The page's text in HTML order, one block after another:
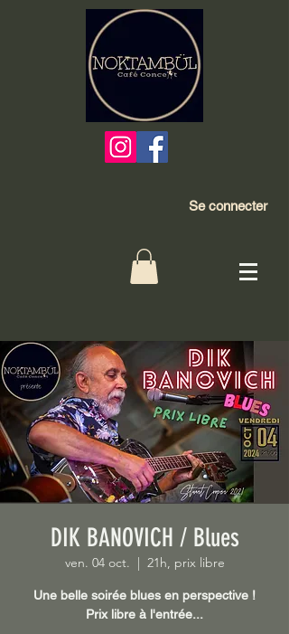
Se connecter
DIK BANOVICH / Blues
ven. 04 oct. 21h, prix libre
Une belle soirée blues en perspective !